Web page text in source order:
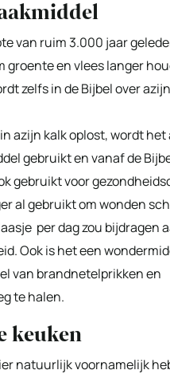
van ruim 3.000 jaar
groente en vlees langer
zelfs in de Bijbel over azijn
azijn kalk oplost, wordt het
gebruikt en vanaf de
gebruikt voor
al gebruikt om wonden
per dag zou bijdragen
Ook is het een
van brandnetelprikken en
te halen.
keuken
natuurlijk voornamelijk